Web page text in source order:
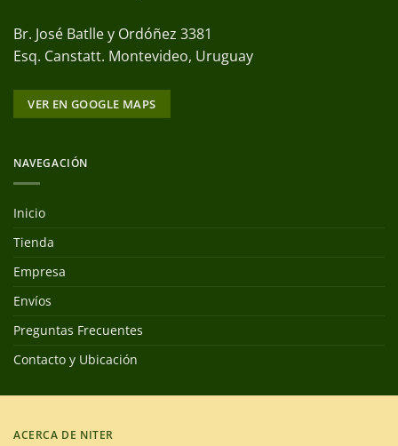
Br. José Batlle y Ordóñez 3381
Esq. Canstatt. Montevideo, Uruguay
VER EN GOOGLE MAPS
NAVEGACIÓN
Inicio
Tienda
Empresa
Envíos
Preguntas Frecuentes
Contacto y Ubicación
ACERCA DE NITER